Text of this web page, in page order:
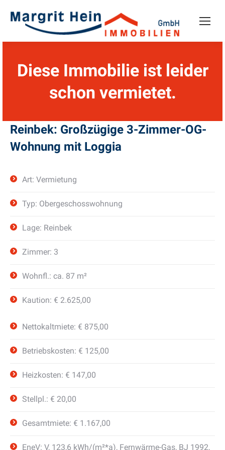
Diese Immobilie ist leider
schon vermietet.
Reinbek: Großzügige 3-Zimmer-OG-
Wohnung mit Loggia
Art: Vermietung
Typ: Obergeschosswohnung
Lage: Reinbek
Zimmer: 3
Wohnfl.: ca. 87 m²
Kaution: € 2.625,00
Nettokaltmiete: € 875,00
Betriebskosten: € 125,00
Heizkosten: € 147,00
Stellpl.: € 20,00
Gesamtmiete: € 1.167,00
EneV: V, 123,6 kWh/(m²*a), Fernwärme-Gas, BJ 1992,